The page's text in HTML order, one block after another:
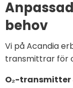
behov
Vi på Acandia
transmittrar för
O₂-transmitter